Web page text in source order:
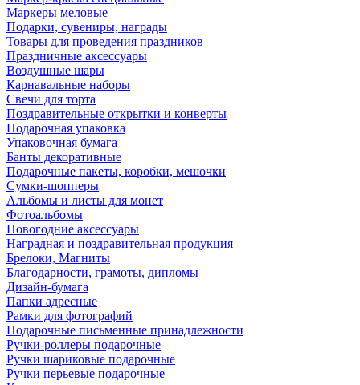
Маркеры меловые
Подарки, сувениры, награды
Товары для проведения праздников
Праздничные аксессуары
Воздушные шары
Карнавальные наборы
Свечи для торта
Поздравительные открытки и конверты
Подарочная упаковка
Упаковочная бумага
Банты декоративные
Подарочные пакеты, коробки, мешочки
Сумки-шопперы
Альбомы и листы для монет
Фотоальбомы
Новогодние аксессуары
Наградная и поздравительная продукция
Брелоки, Магниты
Благодарности, грамоты, дипломы
Дизайн-бумага
Папки адресные
Рамки для фотографий
Подарочные письменные принадлежности
Ручки-роллеры подарочные
Ручки шариковые подарочные
Ручки перьевые подарочные